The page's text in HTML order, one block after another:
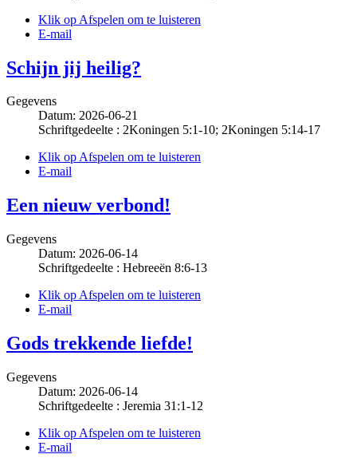
Klik op Afspelen om te luisteren
E-mail
Schijn jij heilig?
Gegevens
Datum: 2026-06-21
Schriftgedeelte : 2Koningen 5:1-10; 2Koningen 5:14-17
Klik op Afspelen om te luisteren
E-mail
Een nieuw verbond!
Gegevens
Datum: 2026-06-14
Schriftgedeelte : Hebreeën 8:6-13
Klik op Afspelen om te luisteren
E-mail
Gods trekkende liefde!
Gegevens
Datum: 2026-06-14
Schriftgedeelte : Jeremia 31:1-12
Klik op Afspelen om te luisteren
E-mail